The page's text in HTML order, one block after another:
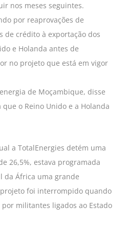
nos meses seguintes.
por reaprovações de
de crédito à exportação dos
e Holanda antes de
no projeto que está em vigor
de Moçambique, disse
o Reino Unido e a Holanda
a TotalEnergies detém uma
26,5%, estava programada
da África uma grande
foi interrompido quando
militantes ligados ao Estado